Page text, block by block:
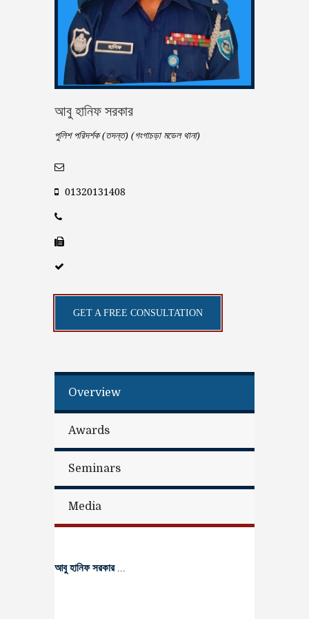
আবু হানিফ সরকার
পুলিশ পরিদর্শক (তদন্ত) (গংগাচড়া মডেল থানা)
01320131408
GET A FREE CONSULTATION
Overview
Awards
Seminars
Media
আবু হানিফ সরকার...